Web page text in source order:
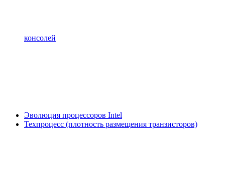
консолей
Эволюция процессоров Intel
Техпроцесс (плотность размещения транзисторов)